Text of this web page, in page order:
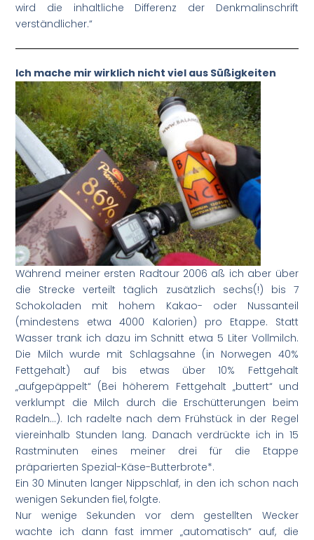
wird die inhaltliche Differenz der Denkmalinschrift
verständlicher.“
Ich mache mir wirklich nicht viel aus Süßigkeiten
Während meiner ersten Radtour 2006 aß ich aber über
die Strecke verteilt täglich zusätzlich sechs(!) bis 7
Schokoladen mit hohem Kakao- oder Nussanteil
(mindestens etwa 4000 Kalorien) pro Etappe. Statt
Wasser trank ich dazu im Schnitt etwa 5 Liter Vollmilch.
Die Milch wurde mit Schlagsahne (in Norwegen 40%
Fettgehalt) auf bis etwas über 10% Fettgehalt
„aufgepäppelt“ (Bei höherem Fettgehalt „buttert“ und
verklumpt die Milch durch die Erschütterungen beim
Radeln…). Ich radelte nach dem Frühstück in der Regel
viereinhalb Stunden lang. Danach verdrückte ich in 15
Rastminuten eines meiner drei für die Etappe
präparierten Spezial-Käse-Butterbrote*.
Ein 30 Minuten langer Nippschlaf, in den ich schon nach
wenigen Sekunden fiel, folgte.
Nur wenige Sekunden vor dem gestellten Wecker
wachte ich dann fast immer „automatisch“ auf, die